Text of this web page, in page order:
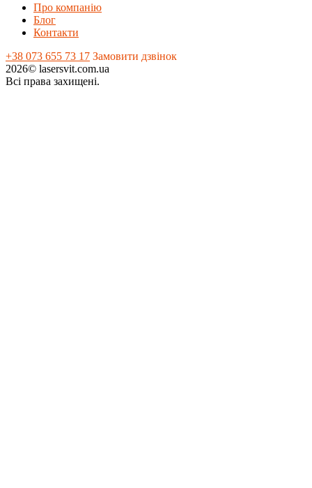
Про компанію
Блог
Контакти
+38 073 655 73 17 Замовити дзвінок
2026© lasersvit.com.ua
Всі права захищені.